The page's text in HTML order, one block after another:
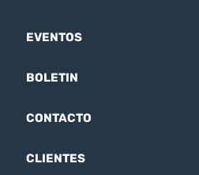
EVENTOS
BOLETIN
CONTACTO
CLIENTES